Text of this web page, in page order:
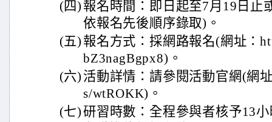
(四) 報名時間：即日起至7月19日止
依報名先後順序錄取)。
(五) 報名方式：採網路報名(網址：
bZ3nagBgpx8)。
(六) 活動詳情：請參閱活動官網(網
s/wtROKK)。
(七)研習時數：全程參與者核予13